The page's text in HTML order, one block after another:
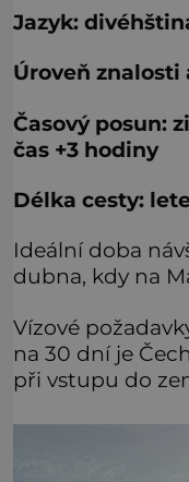
Jazyk:
Úroveň
Časový posun:
čas +3 hodiny
Délka cesty:
Ideální doba
dubna, kdy na
Vízové
na 30 dní je
při vstupu do